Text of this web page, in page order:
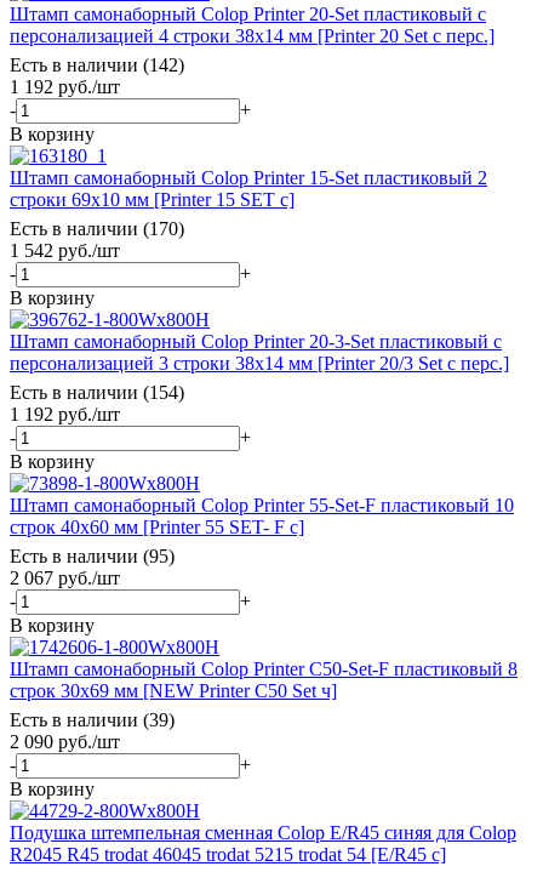
Штамп самонаборный Colop Printer 20-Set пластиковый с
персонализацией 4 строки 38х14 мм [Printer 20 Set с перс.]
Есть в наличии (142)
1 192 руб./шт
-
+
В корзину
Штамп самонаборный Colop Printer 15-Set пластиковый 2
строки 69х10 мм [Printer 15 SET с]
Есть в наличии (170)
1 542 руб./шт
-
+
В корзину
Штамп самонаборный Colop Printer 20-3-Set пластиковый с
персонализацией 3 строки 38х14 мм [Printer 20/3 Set с перс.]
Есть в наличии (154)
1 192 руб./шт
-
+
В корзину
Штамп самонаборный Colop Printer 55-Set-F пластиковый 10
строк 40х60 мм [Printer 55 SET- F с]
Есть в наличии (95)
2 067 руб./шт
-
+
В корзину
Штамп самонаборный Colop Printer C50-Set-F пластиковый 8
строк 30х69 мм [NEW Printer С50 Set ч]
Есть в наличии (39)
2 090 руб./шт
-
+
В корзину
Подушка штемпельная сменная Colop E/R45 синяя для Colop
R2045 R45 trodat 46045 trodat 5215 trodat 54 [E/R45 с]